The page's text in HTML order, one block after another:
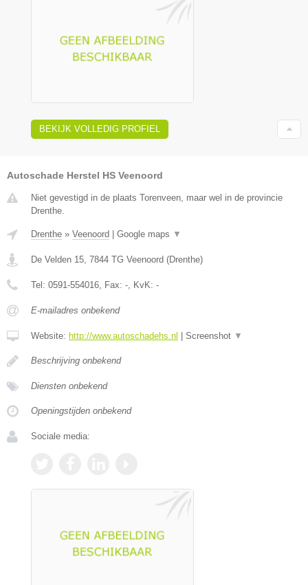
BEKIJK VOLLEDIG PROFIEL
Autoschade Herstel HS Veenoord
Niet gevestigd in de plaats Torenveen, maar wel in de provincie
Drenthe.
Drenthe » Veenoord Google maps ▼
De Velden 15 7844 TG Veenoord (Drenthe)
Tel: 0591-554016 , Fax: - , KvK: -
E-mailadres onbekend
Website: http://www.autoschadehs.nl Screenshot ▼
Beschrijving onbekend
Diensten onbekend
Openingstijden onbekend
Sociale media: